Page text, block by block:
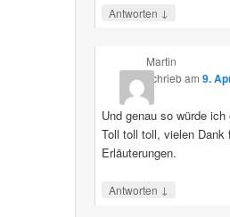
Antworten ↓
Martin
schriebam 9.
Und genau so würde
Toll toll toll, vielen Dank
Erläuterungen.
Antworten ↓